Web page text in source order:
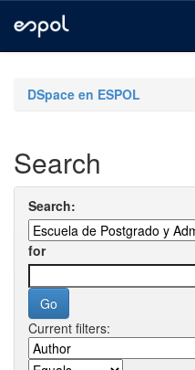
navigationDSpace en ESPOL
Search
Search:
for
Current filters: